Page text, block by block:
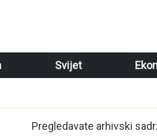
Svijet
Pregledavate arhivski